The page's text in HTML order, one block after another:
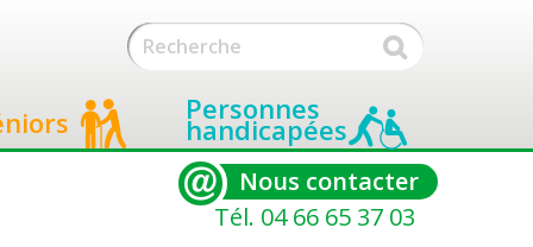
Personnes
handicapées
Nous contacter
Tél. 04 66 65 37 03